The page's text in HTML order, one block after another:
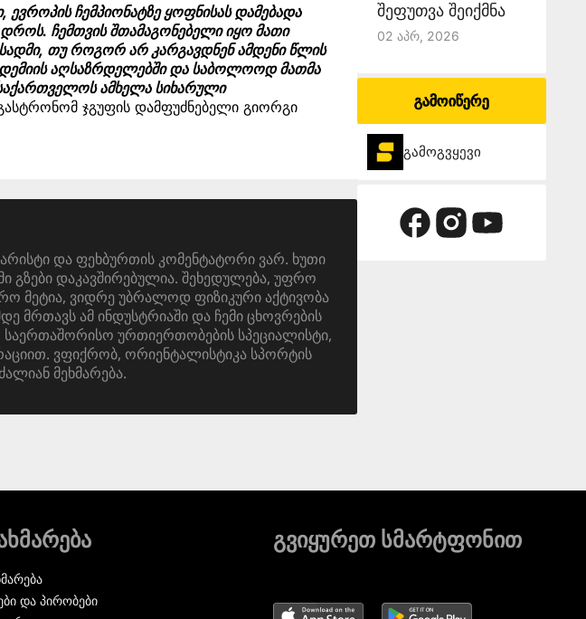
ჩემპიონატზე ყოფნისას დამებადა
ჩემთვის შთამაგონებელი იყო მათი
თუ როგორ არ კარგავდნენ ამდენი წლის
აღსაზრდელებში და საბოლოოდ მათმა
ამხელა სიხარული
ჯგუფის დამფუძნებელი გიორგი
და ფეხბურთის კომენტატორი ვარ. ხუთი
გზები დაკავშირებულია. შეხედულება, უფრო
მეტია, ვიდრე უბრალოდ ფიზიკური აქტივობა
მრთავს ამ ინდუსტრიაში და ჩემი ცხოვრების
ურთიერთობების სპეციალისტი,
ვფიქრობ, ორიენტალისტიკა სპორტის
მეხმარება.
შეფუთვა შეიქმნა
02 Აპრ, 2026
გამოიწერე
გამოგვყევი
და პირობები
გვიყურეთ სმარტფონით